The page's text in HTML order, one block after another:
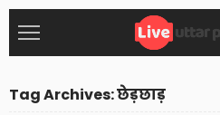
Tag Archives: छेड़छाड़